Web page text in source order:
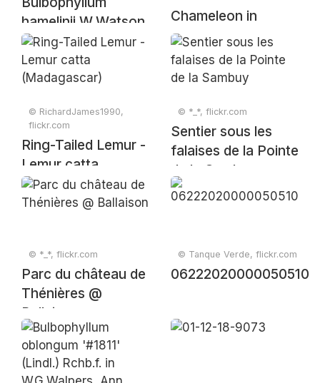
hamelinii W.Watson,
Gard. & Forest 6:
336 (1893)
Chameleon in
vintage style
© RichardJames1990,
flickr.com
Ring-Tailed Lemur -
Lemur catta
(Madagascar)
© *_*, flickr.com
Sentier sous les
falaises de la Pointe
de la Sambuy
© *_*, flickr.com
Parc du château de
Thénières @
Ballaison
© Tanque Verde, flickr.com
06222020000050510